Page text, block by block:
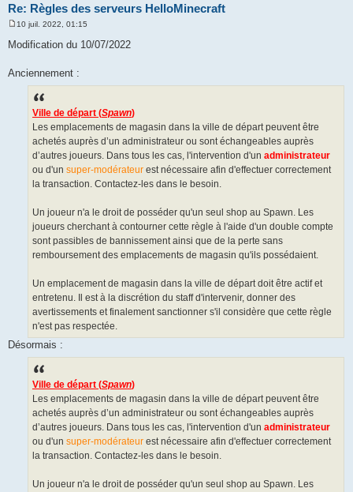
Re: Règles des serveurs HelloMinecraft
s
g
10 juil. 2022, 01:15
Modification du 10/07/2022
Anciennement :
Ville de départ (Spawn)
Les emplacements de magasin dans la ville de départ peuvent être
achetés auprès d’un administrateur ou sont échangeables auprès
d’autres joueurs. Dans tous les cas, l'intervention d'un administrateur
ou d'un super-modérateur est nécessaire afin d'effectuer correctement
la transaction. Contactez-les dans le besoin.
Un joueur n'a le droit de posséder qu'un seul shop au Spawn. Les
joueurs cherchant à contourner cette règle à l'aide d'un double compte
sont passibles de bannissement ainsi que de la perte sans
remboursement des emplacements de magasin qu'ils possédaient.
Un emplacement de magasin dans la ville de départ doit être actif et
entretenu. Il est à la discrétion du staff d'intervenir, donner des
avertissements et finalement sanctionner s'il considère que cette règle
n'est pas respectée.
Désormais :
Ville de départ (Spawn)
Les emplacements de magasin dans la ville de départ peuvent être
achetés auprès d’un administrateur ou sont échangeables auprès
d’autres joueurs. Dans tous les cas, l'intervention d'un administrateur
ou d'un super-modérateur est nécessaire afin d'effectuer correctement
la transaction. Contactez-les dans le besoin.
Un joueur n'a le droit de posséder qu'un seul shop au Spawn. Les